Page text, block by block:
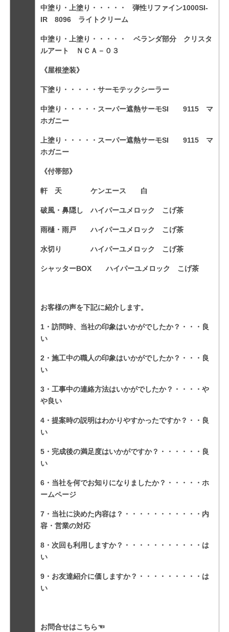
中塗り・上塗り・・・・・ 弾性リファイン1000SI-
IR 8096 ライトクリーム
中塗り・上塗り・・・・・ ベランダ部分 クリスタ
ルアート ＮＣＡ－０３
《屋根塗装》
下塗り・・・・・サーモテックシーラー
中塗り・・・・・スーパー遮熱サーモSI 9115 マ
ホガニー
上塗り・・・・・スーパー遮熱サーモSI 9115 マ
ホガニー
《付帯部》
軒 天 ケンエース 白
破風・鼻隠し ハイパーユメロック こげ茶
雨樋・雨戸 ハイパーユメロック こげ茶
水切り ハイパーユメロック こげ茶
シャッターBOX ハイパーユメロック こげ茶
お客様の声を下記に紹介します。
1・訪問時、当社の印象はいかがでしたか？・・・良
い
2・施工中の職人の印象はいかがでしたか？・・・良
い
3・工事中の連絡方法はいかがでしたか？・・・・や
や良い
4・提案時の説明はわかりやすかったですか？・・良
い
5・完成後の満足度はいかがですか？・・・・・・良
い
6・当社を何でお知りになりましたか？・・・・・ホ
ームページ
7・当社に決めた内容は？・・・・・・・・・・・内
容・営業の対応
8・次回も利用しますか？・・・・・・・・・・・は
い
9・お友達紹介に価しますか？・・・・・・・・・は
い
お問合せはこちら☜